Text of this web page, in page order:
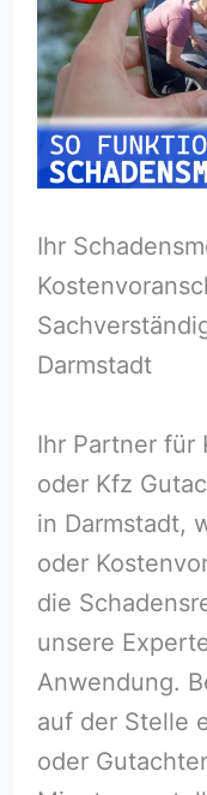
Ihr
Darmstadt
Ihr Partner für
oder Kfz
in Darmstadt,
oder
die
unsere
Anwendung.
auf der Stelle
oder